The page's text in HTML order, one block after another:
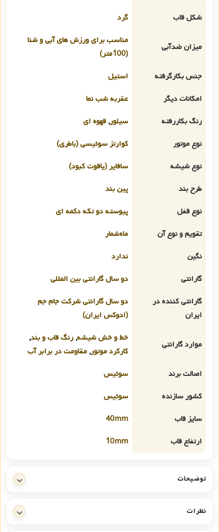
شکل قاب
گرد
میزان ضدآبی
مناسب برای ورزش های آبی و شنا
(100متر)
جنس بکارگرفته
استیل
امکانات دیگر
عقربه شب نما
رنگ بکاررفته
سیلور, قهوه ای
نوع موتور
کوارتز سوئیسی (باطری)
نوع شیشه
سافایر (یاقوت کبود)
طرح بند
پین بند
نوع قفل
پیوسته دو تکه دکمه ای
تقویم و نوع آن
ماه‌شمار
نگین
ندارد
گارانتی
دو سال گارانتی بین المللی
گارانتی کننده در
ایران
دو سال گارانتی شرکت جام جم
(ادوکس ایران)
موارد گارانتی
خط و خش شیشه, رنگ قاب و بند,
کارکرد موتور, مقاومت در برابر آب
اصالت برند
سوئیس
کشور سازنده
سوئیس
سایز قاب
40mm
ارتفاع قاب
10mm
توضیحات
نظرات